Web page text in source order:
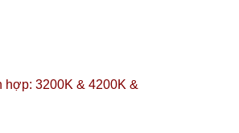
hợp: 3200K & 4200K &